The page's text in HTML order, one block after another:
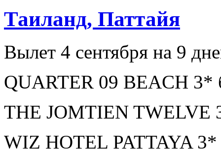
Таиланд, Паттайя
Вылет 4 сентября на 9
QUARTER 09 BEACH 3*
THE JOMTIEN TWELVE
WIZ HOTEL PATTAYA 3*